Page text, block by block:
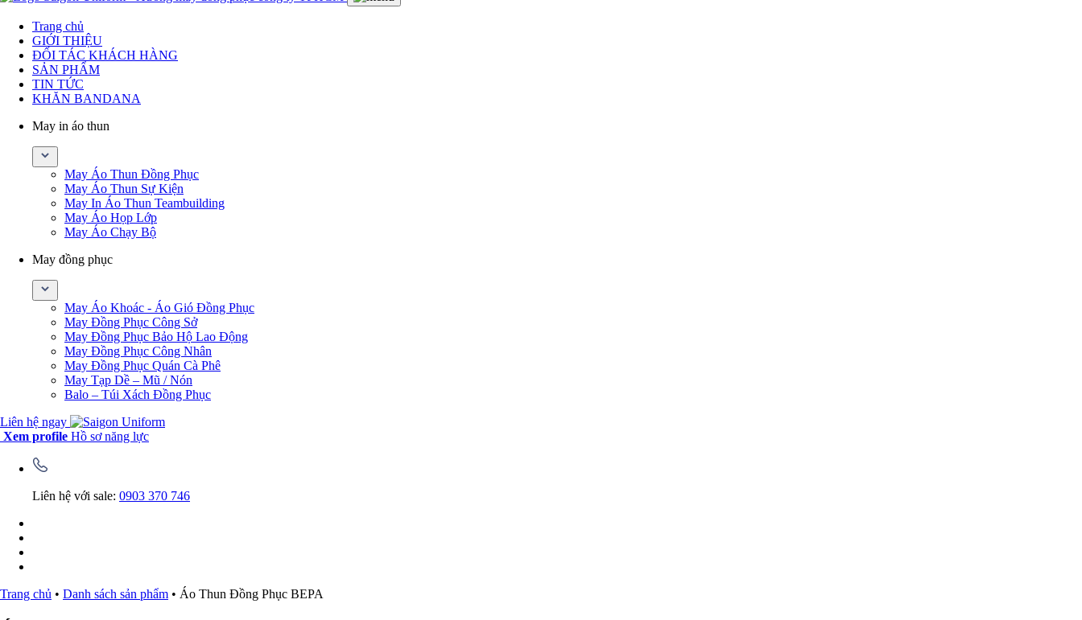
Trang chủ
GIỚI THIỆU
ĐỐI TÁC KHÁCH HÀNG
SẢN PHẨM
TIN TỨC
KHĂN BANDANA
May in áo thun
May Áo Thun Đồng Phục
May Áo Thun Sự Kiện
May In Áo Thun Teambuilding
May Áo Họp Lớp
May Áo Chạy Bộ
May đồng phục
May Áo Khoác - Áo Gió Đồng Phục
May Đồng Phục Công Sở
May Đồng Phục Bảo Hộ Lao Động
May Đồng Phục Công Nhân
May Đồng Phục Quán Cà Phê
May Tạp Dề – Mũ / Nón
Balo – Túi Xách Đồng Phục
Liên hệ ngay
Xem profile Hồ sơ năng lực
Liên hệ với sale: 0903 370 746
Trang chủ • Danh sách sản phẩm • Áo Thun Đồng Phục BEPA